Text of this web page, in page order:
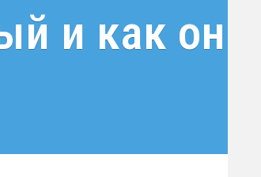
и как он